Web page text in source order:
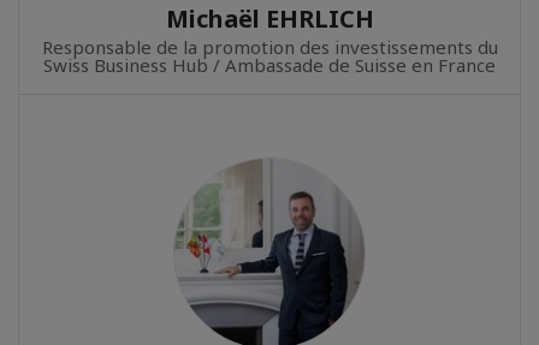
Michaël EHRLICH
Responsable de la promotion des investissements du
Swiss Business Hub / Ambassade de Suisse en France